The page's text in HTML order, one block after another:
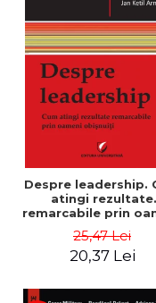
Despre leadership.
atingi rezultate
remarcabile prin
25,47 Lei
20,37 Lei